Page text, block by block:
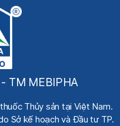
TM MEBIPHA
Thủy sản tại Việt Nam.
Sở kế hoạch và Đầu tư TP.